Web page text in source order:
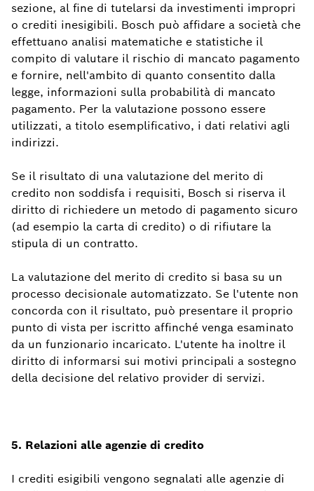
sezione, al fine di tutelarsi da investimenti impropri
o crediti inesigibili. Bosch può affidare a società che
effettuano analisi matematiche e statistiche il
compito di valutare il rischio di mancato pagamento
e fornire, nell'ambito di quanto consentito dalla
legge, informazioni sulla probabilità di mancato
pagamento. Per la valutazione possono essere
utilizzati, a titolo esemplificativo, i dati relativi agli
indirizzi.
Se il risultato di una valutazione del merito di
credito non soddisfa i requisiti, Bosch si riserva il
diritto di richiedere un metodo di pagamento sicuro
(ad esempio la carta di credito) o di rifiutare la
stipula di un contratto.
La valutazione del merito di credito si basa su un
processo decisionale automatizzato. Se l'utente non
concorda con il risultato, può presentare il proprio
punto di vista per iscritto affinché venga esaminato
da un funzionario incaricato. L'utente ha inoltre il
diritto di informarsi sui motivi principali a sostegno
della decisione del relativo provider di servizi.
5. Relazioni alle agenzie di credito
I crediti esigibili vengono segnalati alle agenzie di